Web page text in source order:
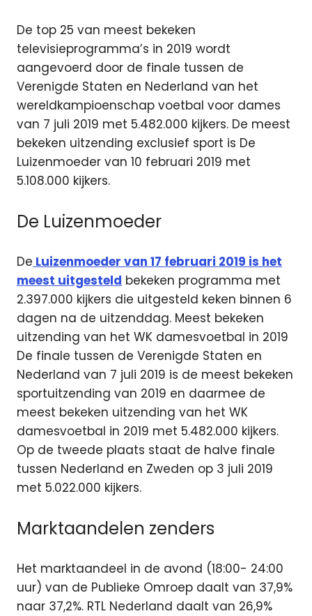
De top 25 van meest bekeken
televisieprogramma’s in 2019 wordt
aangevoerd door de finale tussen de
Verenigde Staten en Nederland van het
wereldkampioenschap voetbal voor dames
van 7 juli 2019 met 5.482.000 kijkers. De meest
bekeken uitzending exclusief sport is De
Luizenmoeder van 10 februari 2019 met
5.108.000 kijkers.
De Luizenmoeder
De Luizenmoeder van 17 februari 2019 is het
meest uitgesteld bekeken programma met
2.397.000 kijkers die uitgesteld keken binnen 6
dagen na de uitzenddag. Meest bekeken
uitzending van het WK damesvoetbal in 2019
De finale tussen de Verenigde Staten en
Nederland van 7 juli 2019 is de meest bekeken
sportuitzending van 2019 en daarmee de
meest bekeken uitzending van het WK
damesvoetbal in 2019 met 5.482.000 kijkers.
Op de tweede plaats staat de halve finale
tussen Nederland en Zweden op 3 juli 2019
met 5.022.000 kijkers.
Marktaandelen zenders
Het marktaandeel in de avond (18:00- 24:00
uur) van de Publieke Omroep daalt van 37,9%
naar 37,2%. RTL Nederland daalt van 26,9%